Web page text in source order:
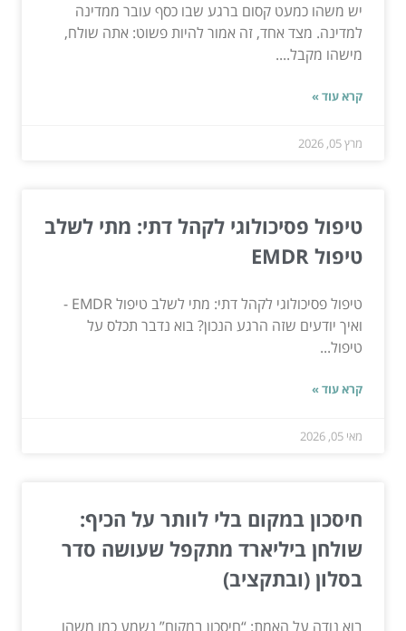
יש משהו כמעט קסום ברגע שבו כסף עובר ממדינה
למדינה. מצד אחד, זה אמור להיות פשוט: אתה שולח,
מישהו מקבל....
קרא עוד »
מרץ 05, 2026
טיפול פסיכולוגי לקהל דתי: מתי לשלב
טיפול EMDR
טיפול פסיכולוגי לקהל דתי: מתי לשלב טיפול EMDR -
ואיך יודעים שזה הרגע הנכון? בוא נדבר תכלס על
טיפול...
קרא עוד »
מאי 05, 2026
חיסכון במקום בלי לוותר על הכיף:
שולחן ביליארד מתקפל שעושה סדר
בסלון (ובתקציב)
בוא נודה על האמת: “חיסכון במקום” נשמע כמו משהו